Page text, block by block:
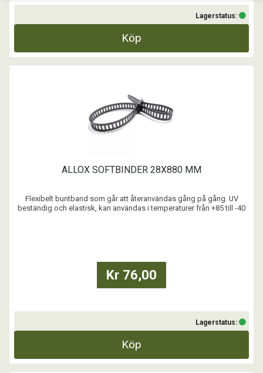
Lagerstatus:
Köp
ALLOX SOFTBINDER 28X880 MM
Flexibelt buntband som går att återanvändas gång på gång. UV
beständig och elastisk, kan användas i temperaturer från +85 till -40
Kr 76,00
Lagerstatus:
Köp